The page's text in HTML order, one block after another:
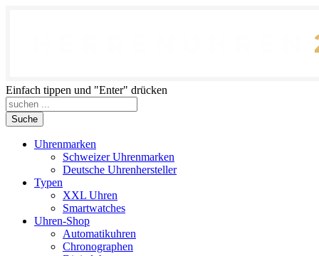
Einfach tippen und "Enter" drücken
Suche
Uhrenmarken
Schweizer Uhrenmarken
Deutsche Uhrenhersteller
Typen
XXL Uhren
Smartwatches
Uhren-Shop
Automatikuhren
Chronographen